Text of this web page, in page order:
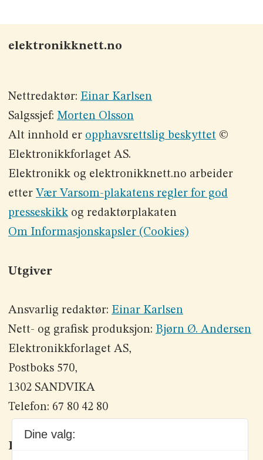
elektronikknett.no
Nettredaktør: Einar Karlsen
Salgssjef: Morten Olsson
Alt innhold er opphavsrettslig beskyttet©
Elektronikkforlaget AS.
Elektronikk og elektronikknett.no arbeider
etter Vær Varsom-plakatens regler for god
presseskikkog redaktørplakaten
Om Informasjonskapsler (Cookies)
Utgiver
Ansvarlig redaktør: Einar Karlsen
Nett- og grafisk produksjon: Bjørn Ø. Andersen
Elektronikkforlaget AS,
Postboks 570,
1302 SANDVIKA
Telefon: 67 80 42 80
Kontakt oss
Dine valg: